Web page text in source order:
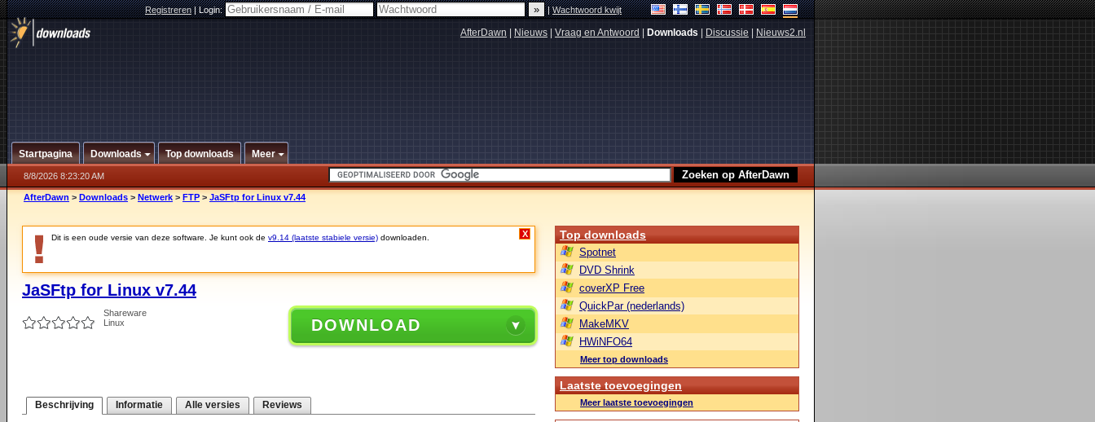
Registreren|Login: |Wachtwoord kwijt
AfterDawn Nieuws Vraag en Antwoord Downloads Discussie Nieuws2.nl
Startpagina Downloads Top downloads Meer
8/8/2026 8:23:20 AM
AfterDawn > Downloads > Netwerk > FTP > JaSFtp for Linux v7.44
Dit is een oude versie van deze software. Je kunt ook de v9.14 (laatste stabiele versie) downloaden. X
JaSFtp for Linux v7.44
Shareware
Linux
DOWNLOAD
Beschrijving Informatie Alle versies Reviews
Top downloads
Spotnet
DVD Shrink
coverXP Free
QuickPar (nederlands)
MakeMKV
HWiNFO64
Meer top downloads
Laatste toevoegingen
Meer laatste toevoegingen